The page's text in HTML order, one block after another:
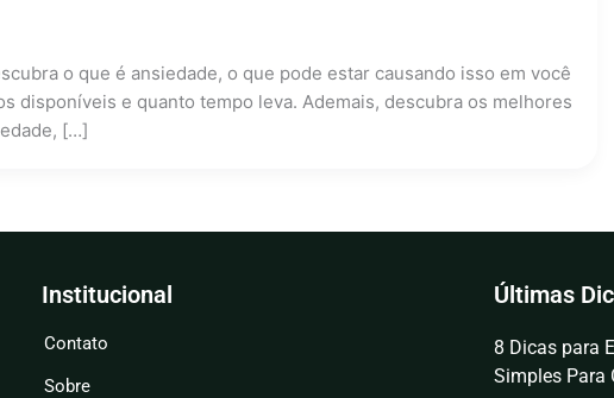
o que é ansiedade, o que pode estar causando isso em você
disponíveis e quanto tempo leva. Ademais, descubra os melhores
[…]
Institucional
Contato
Sobre
Últimas
8 Dicas para
Simples Para